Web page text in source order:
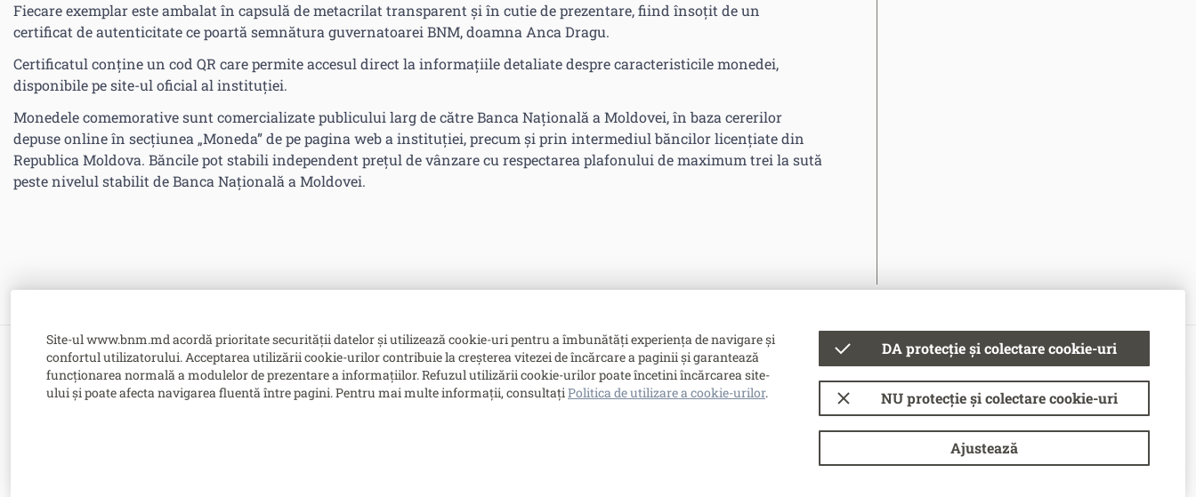
Site-ul www.bnm.md acordă prioritate securității datelor și utilizează cookie-uri pentru a îmbunătăți experiența de navigare și
confortul utilizatorului. Acceptarea utilizării cookie-urilor contribuie la creșterea vitezei de încărcare a paginii și garantează
funcționarea normală a modulelor de prezentare a informațiilor. Refuzul utilizării cookie-urilor poate încetini încărcarea site-
ului și poate afecta navigarea fluentă între pagini. Pentru mai multe informații, consultațiPolitica de utilizare a cookie-urilor.
DA protecție și colectare cookie-uri
NU protecție și colectare cookie-uri
Ajustează
Fiecare exemplar este ambalat în capsulă de metacrilat transparent și în cutie de prezentare, fiind însoțit de un
certificat de autenticitate ce poartă semnătura guvernatoarei BNM, doamna Anca Dragu.
Certificatul conține un cod QR care permite accesul direct la informațiile detaliate despre caracteristicile monedei,
disponibile pe site-ul oficial al instituției.
Monedele comemorative sunt comercializate publicului larg de către Banca Națională a Moldovei, în baza cererilor
depuse online în secțiunea „Moneda” de pe pagina web a instituției, precum și prin intermediul băncilor licențiate din
Republica Moldova. Băncile pot stabili independent prețul de vânzare cu respectarea plafonului de maximum trei la sută
peste nivelul stabilit de Banca Națională a Moldovei.
Bulevardul Grigore Vieru nr. 1,
MD-2005, Chişinău, Republica Moldova
© Banca Națională a Moldovei
Condiții de utilizare
Politica de utilizare a cookie-urilor